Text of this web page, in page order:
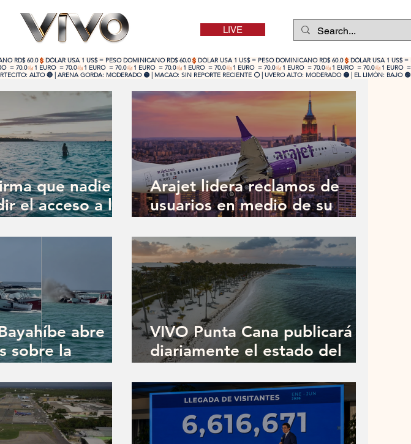
LIVE
ALTO 🔴 | ARENA GORDA: MODERADO 🟡 | MACAO: SIN REPORTE RECIENTE ⚪ | UVERO ALTO: MODERADO 🟡 | EL LIMÓN: BAJO
que nadie
el acceso a las
Arajet lidera reclamos de
usuarios en medio de su
desafío reputacional
abre
sobre la
turísticas
VIVO Punta Cana publicará
diariamente el estado del